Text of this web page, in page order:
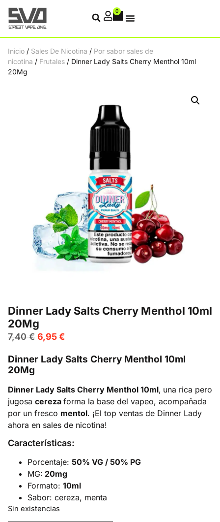
0
Inicio / Sales De Nicotina / Por sabor sales de
nicotina / Frutales / Dinner Lady Salts Cherry Menthol 10ml
20Mg
Dinner Lady Salts Cherry Menthol 10ml
20Mg
7,40€ 6,95€
Dinner Lady Salts Cherry Menthol 10ml
20Mg
Dinner Lady Salts Cherry Menthol 10ml, una rica pero
jugosa cereza forma la base del vapeo, acompañada
por un fresco mentol. ¡El top ventas de Dinner Lady
ahora en sales de nicotina!
Características:
Porcentaje: 50% VG / 50% PG
MG: 20mg
Formato: 10ml
Sabor: cereza, menta
Sin existencias